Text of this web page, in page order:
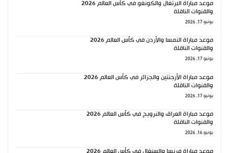
موعد مباراة البرتغال والكونغو في كأس العالم 2026
والقنوات الناقلة
يونيو 17, 2026
موعد مباراة النمسا والأردن في كأس العالم 2026
والقنوات الناقلة
يونيو 17, 2026
موعد مباراة الأرجنتين والجزائر في كأس العالم 2026
والقنوات الناقلة
يونيو 17, 2026
موعد مباراة العراق والنرويج في كأس العالم 2026
والقنوات الناقلة
يونيو 16, 2026